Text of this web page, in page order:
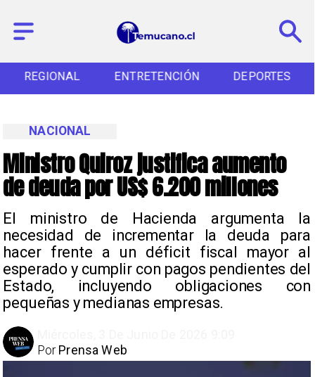
REGIONAL ENTRETENCIÓN DEPORTES
Ministro Quiroz justifica aumento
de deuda por US$ 6.200 millones
El ministro de Hacienda argumenta la
necesidad de incrementar la deuda para
hacer frente a un déficit fiscal mayor al
esperado y cumplir con pagos pendientes del
Estado, incluyendo obligaciones con
pequeñas y medianas empresas.
NACIONAL
Prensa Web
Por